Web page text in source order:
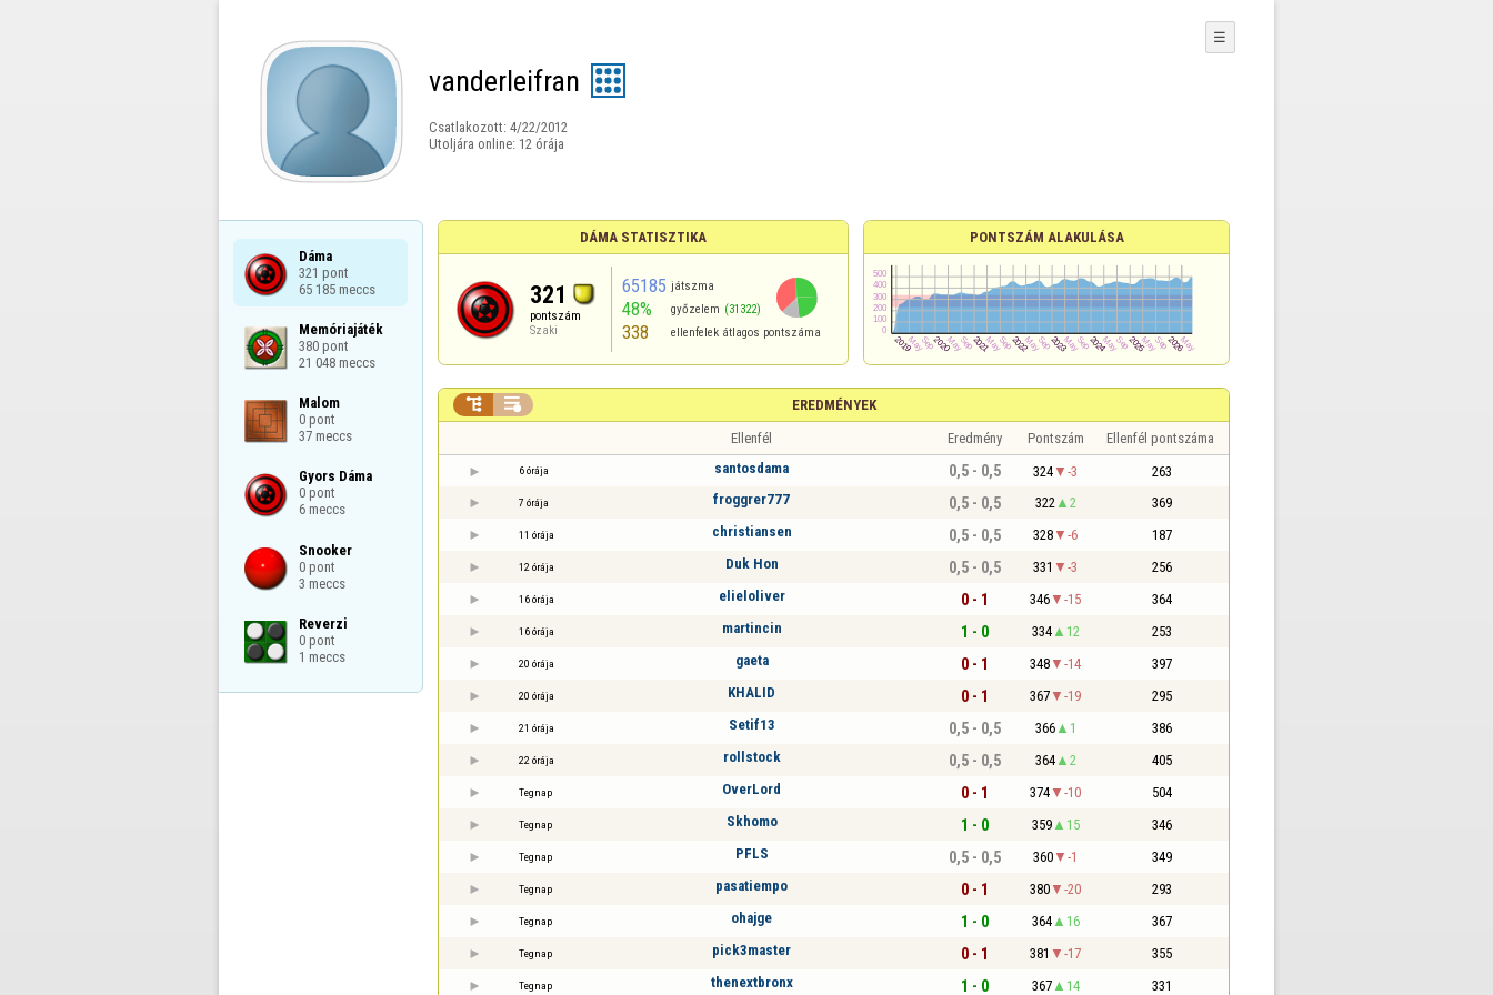
vanderleifran
Csatlakozott: 4/22/2012
Utoljára online: 12 órája
☰
Dáma
321 pont
65 185 meccs
Memóriajáték
380 pont
21 048 meccs
Malom
0 pont
37 meccs
Gyors Dáma
0 pont
6 meccs
Snooker
0 pont
3 meccs
Reverzi
0 pont
1 meccs
DÁMA STATISZTIKA
321
pontszám
Szaki
65185 játszma
48% győzelem (31322)
338 ellenfelek átlagos pontszáma
PONTSZÁM ALAKULÁSA
EREDMÉNYEK
 
Ellenfél Eredmény Pontszám Ellenfél pontszáma
6 órája santosdama 0,5 - 0,5 324 -3 263
7 órája froggrer777 0,5 - 0,5 322 2 369
11 órája christiansen 0,5 - 0,5 328 -6 187
12 órája Duk Hon 0,5 - 0,5 331 -3 256
16 órája elieloliver 0 - 1 346 -15 364
16 órája martincin 1 - 0 334 12 253
20 órája gaeta 0 - 1 348 -14 397
20 órája KHALID 0 - 1 367 -19 295
21 órája Setif13 0,5 - 0,5 366 1 386
22 órája rollstock 0,5 - 0,5 364 2 405
Tegnap OverLord 0 - 1 374 -10 504
Tegnap Skhomo 1 - 0 359 15 346
Tegnap PFLS 0,5 - 0,5 360 -1 349
Tegnap pasatiempo 0 - 1 380 -20 293
Tegnap ohajge 1 - 0 364 16 367
Tegnap pick3master 0 - 1 381 -17 355
Tegnap thenextbronx 1 - 0 367 14 331